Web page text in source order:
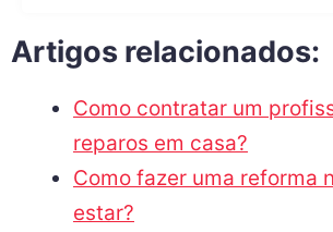
Artigos relacionados:
Como contratar um
reparos em casa?
Como fazer uma reforma
estar?